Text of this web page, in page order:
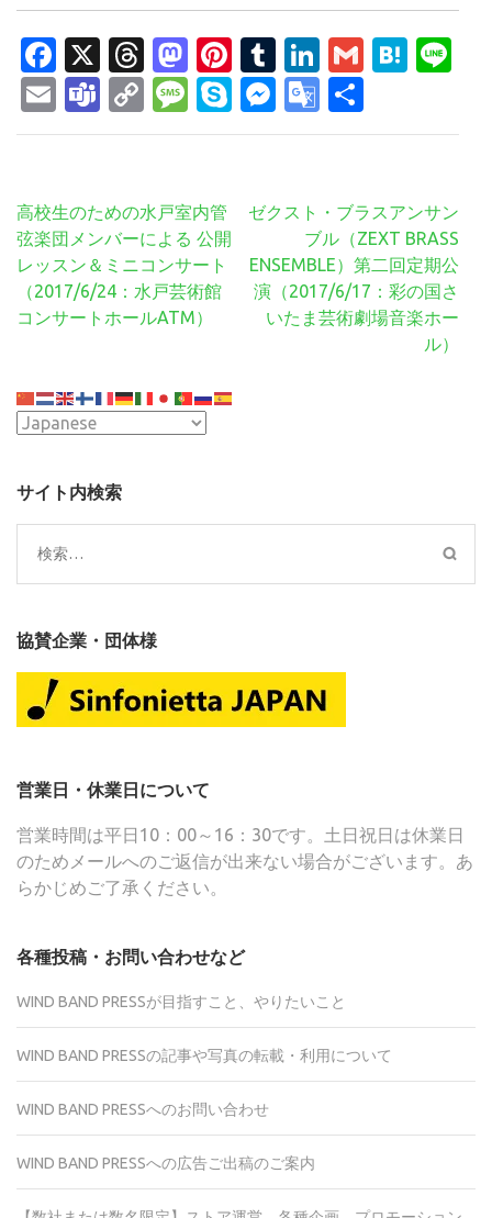
Facebook
X Threads
Mastodon
Pinterest
Tumblr
LinkedIn
Gmail
EmailTeams
Copy
Link
Message
SkypeMessenger
Google
Translate
有
投
稿
ナ
ビ
ゲ
ョ
ン
高校生のための水戸室内管
弦楽団メンバーによる 公開
レッスン＆ミニコンサート
（2017/6/24：水戸芸術館
コンサートホールATM）
ゼクスト・ブラスアンサン
ブル（ZEXT BRASS
ENSEMBLE）第二回定期公
演（2017/6/17：彩の国さ
いたま芸術劇場音楽ホー
ル）
サイト内検索
検
索:
協賛企業・団体様
営業日・休業日について
営業時間は平日10：00～16：30です。土日祝日は休業日
のためメールへのご返信が出来ない場合がございます。あ
らかじめご了承ください。
各種投稿・お問い合わせなど
WIND BAND PRESSが目指すこと、やりたいこと
WIND BAND PRESSの記事や写真の転載・利用について
WIND BAND PRESSへのお問い合わせ
WIND BAND PRESSへの広告ご出稿のご案内